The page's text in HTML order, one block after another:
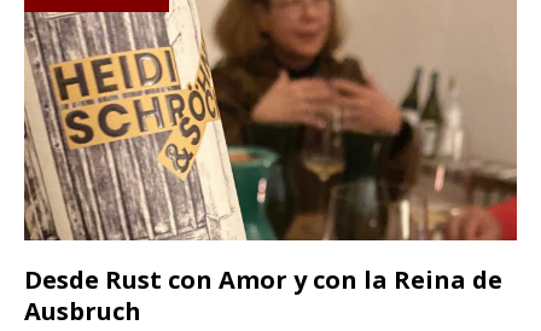
Desde Rust con Amor y con la Reina de
Ausbruch